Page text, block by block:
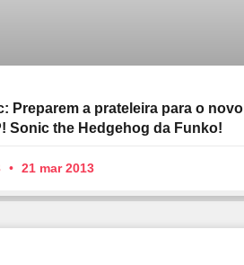
Preparem a prateleira para o novo
Sonic the Hedgehog da Funko!
21 mar 2013